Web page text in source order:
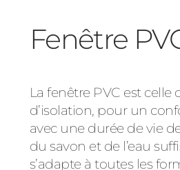
Fenêtre
La fenêtre PVC est celle
d’isolation, pour un
avec une durée de vie
du savon et de l’eau
s’adapte à toutes les